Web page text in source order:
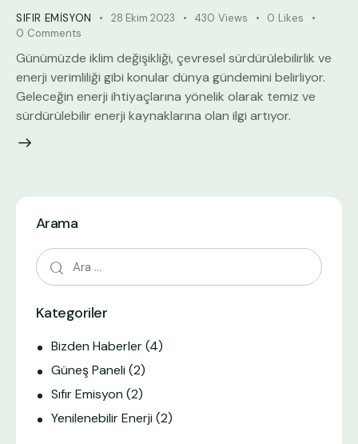
SIFIR EMISYON 28 Ekim 2023 430 Views 0 Likes
0 Comments
Günümüzde iklim değişikliği, çevresel sürdürülebilirlik ve
enerji verimliliği gibi konular dünya gündemini belirliyor.
Geleceğin enerji ihtiyaçlarına yönelik olarak temiz ve
sürdürülebilir enerji kaynaklarına olan ilgi artıyor.
Arama
Kategoriler
Bizden Haberler(4)
Güneş Paneli (2)
Sıfır Emisyon (2)
Yenilenebilir Enerji (2)